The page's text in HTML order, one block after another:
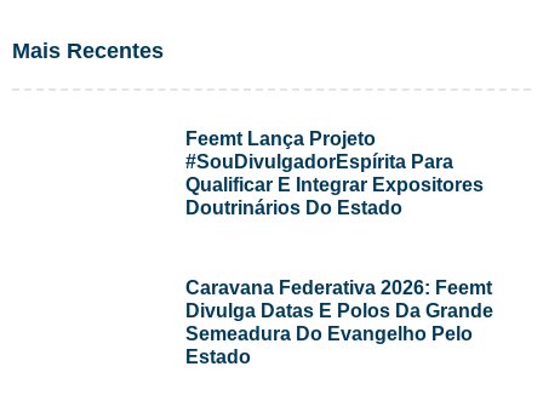
Mais Recentes
Feemt Lança Projeto
#SouDivulgadorEspírita Para
Qualificar E Integrar Expositores
Doutrinários Do Estado
Caravana Federativa 2026: Feemt
Divulga Datas E Polos Da Grande
Semeadura Do Evangelho Pelo
Estado